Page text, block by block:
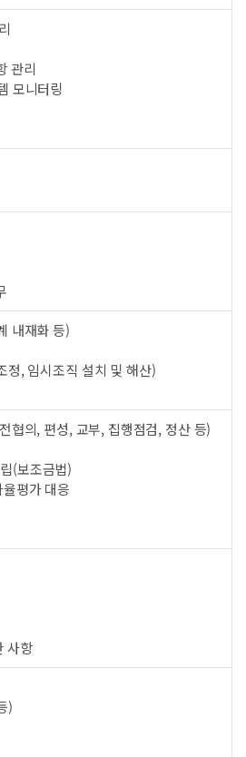
관리
모니터링
내재화 등)
정, 임시조직 설치 및 해산)
협의, 편성, 교부, 집행점검, 정산 등)
(보조금법)
평가 대응
사항
)